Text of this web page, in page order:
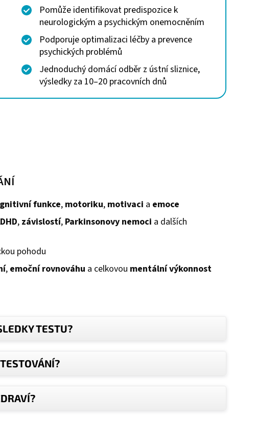
Pomůže identifikovat predispozice k
neurologickým a psychickým onemocněním
Podporuje optimalizaci léčby a prevence
psychických problémů
Jednoduchý domácí odběr z ústní sliznice,
výsledky za 10–20 pracovních dnů
funkce, motoriku, motivaci a emoce
, závislostí, Parkinsonovy nemoci a dalších
pohodu
, emoční rovnováhu a celkovou mentální výkonnost
TESTU?